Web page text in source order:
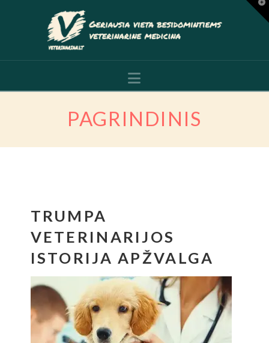
Navigation
PAGRINDINIS
TRUMPA
VETERINARIJOS
ISTORIJA APŽVALGA